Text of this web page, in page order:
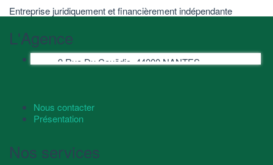
Entreprise juridiquement et financièrement indépendante
L'Agence
9 Rue Du Couëdic, 44000 NANTES
Nous contacter
Présentation
Nos services